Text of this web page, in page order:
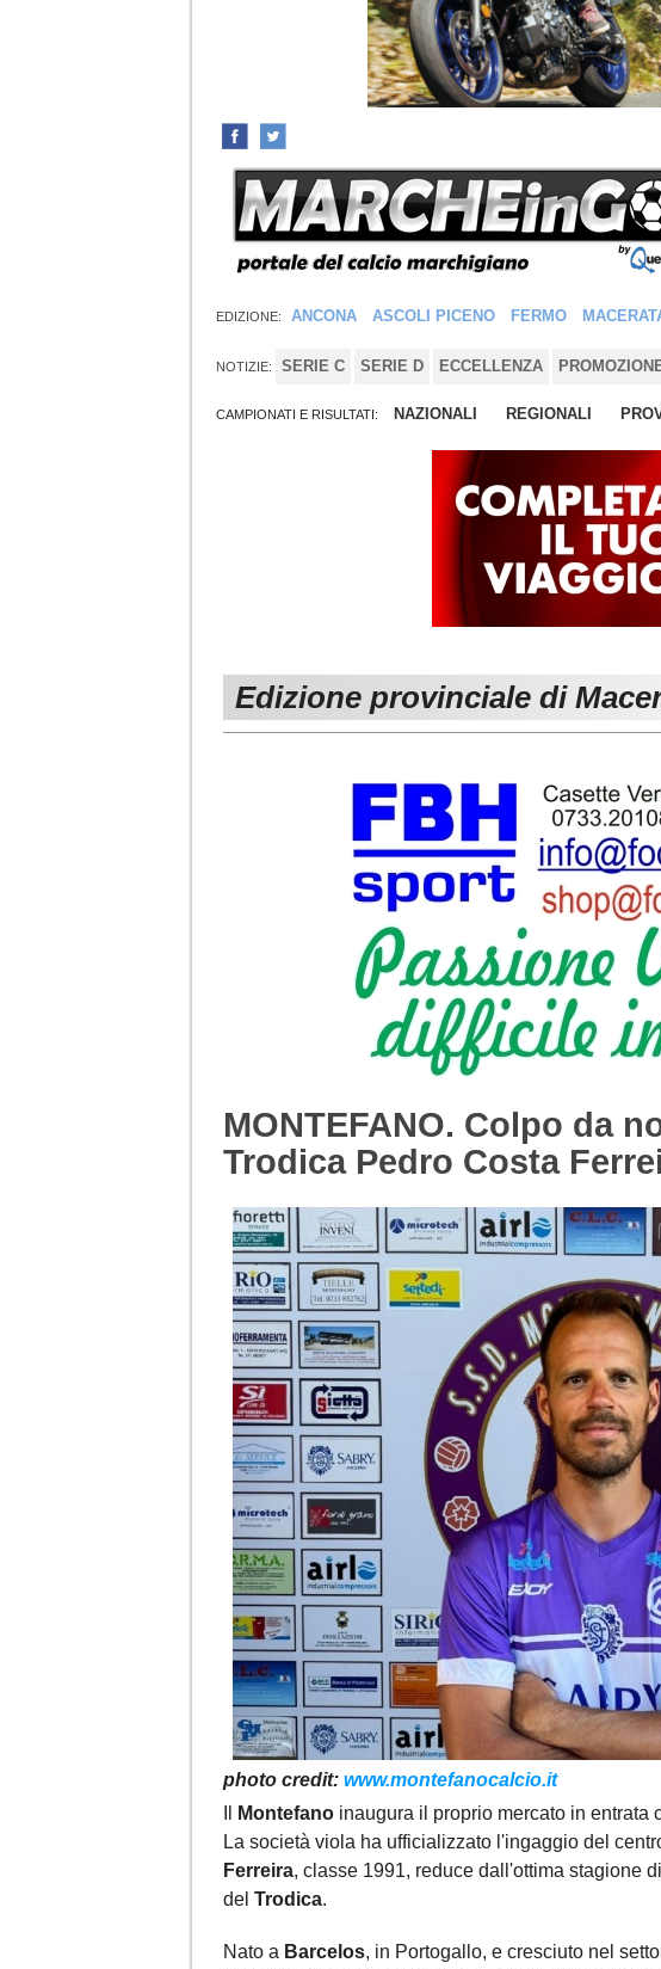
EDIZIONE: ANCONA ASCOLI PICENO FERMO
NOTIZIE: SERIE C SERIE D ECCELLENZA
CAMPIONATI E RISULTATI: NAZIONALI REGIONALI
Edizione provinciale di
MONTEFANO. Colpo da
Trodica Pedro Costa
photo credit: www.montefanocalcio.it
Montefano inaugura il proprio mercato in entrata
La società viola ha ufficializzato l'ingaggio del
Ferreira, classe 1991, reduce dall'ottima stagione
del Trodica.
Nato a Barcelos, in Portogallo, e cresciuto nel